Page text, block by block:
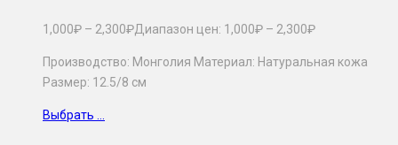
1,000₽ – 2,300₽Диапазон цен: 1,000₽ – 2,300₽
Производство: Монголия Материал: Натуральная кожа
Размер: 12.5/8 см
Выбрать ...